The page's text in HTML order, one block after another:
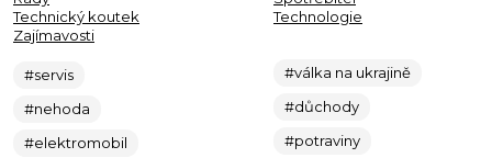
Technický koutek
Zajímavosti
#servis
#nehoda
#elektromobil
Technologie
#válka na ukrajině
#důchody
#potraviny